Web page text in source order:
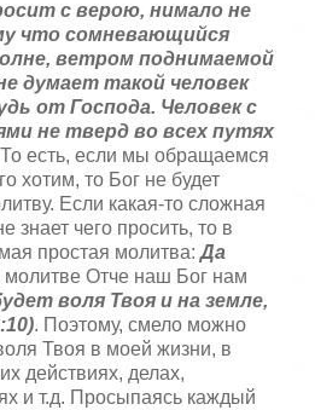
с верою, нимало не
что сомневающийся
ветром поднимаемой
думает такой человек
от Господа. Человек с
не тверд во всех путях
есть, если мы обращаемся
хотим, то Бог не будет
Если какая-то сложная
знает чего просить, то в
простая молитва:Да
молитве Отче наш Бог нам
воля Твоя и на земле,
. Поэтому, смело можно
Твоя в моей жизни, в
действиях, делах,
и т.д. Просыпаясь каждый